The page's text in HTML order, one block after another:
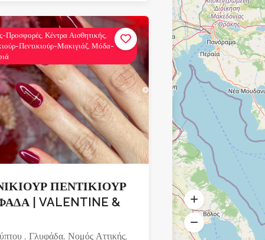
Προσφορές, Κέντρα Αισθητικής,
Πεντικιούρ-Μακιγιάζ, Μόδα-
ΠΕΝΤΙΚΙΟΥΡ
| VALENTINE &
, Γλυφάδα, Νομός Αττικής,